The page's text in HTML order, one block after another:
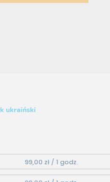
ukraiński
99,00 zł / 1 godz.